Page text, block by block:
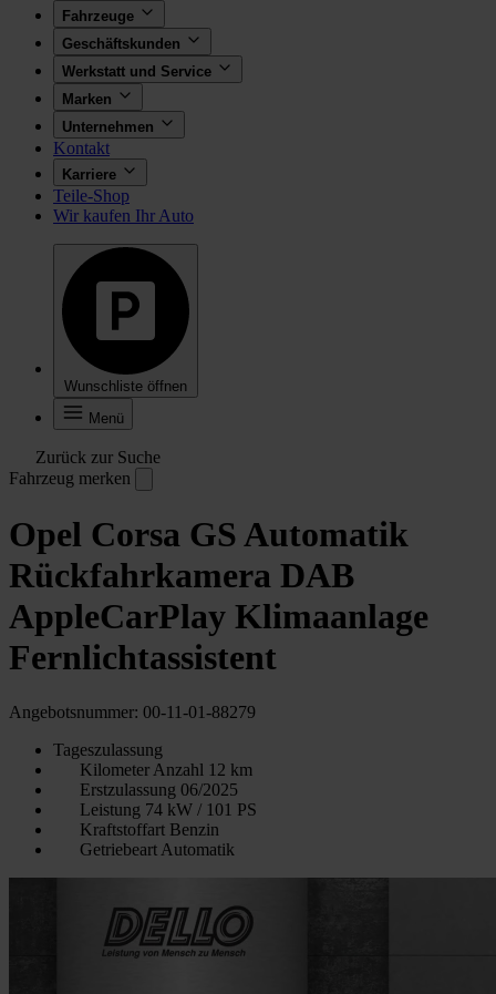
Fahrzeuge
Geschäftskunden
Werkstatt und Service
Marken
Unternehmen
Kontakt
Karriere
Teile-Shop
Wir kaufen Ihr Auto
Wunschliste öffnen
Menü
Zurück zur Suche
Fahrzeug merken
Opel Corsa GS Automatik
Rückfahrkamera DAB
AppleCarPlay Klimaanlage
Fernlichtassistent
Angebotsnummer: 00-11-01-88279
Tageszulassung
Kilometer Anzahl 12 km
Erstzulassung 06/2025
Leistung 74 kW / 101 PS
Kraftstoffart Benzin
Getriebeart Automatik